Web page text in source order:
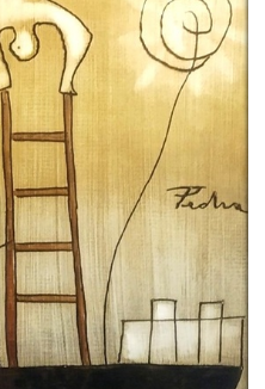
S/T
Víctor Pedra
350